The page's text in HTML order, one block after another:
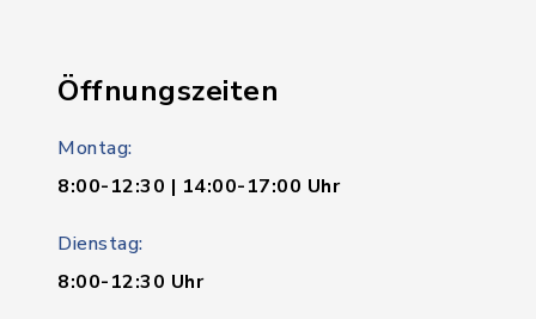
Öffnungszeiten
Montag:
8:00-12:30 | 14:00-17:00 Uhr
Dienstag:
8:00-12:30 Uhr